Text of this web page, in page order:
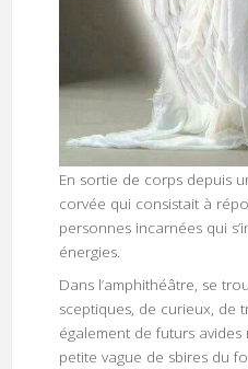
En sortie de corps depuis
corvée qui consistait à
personnes incarnées qui
énergies.
Dans l’amphithéâtre, se
sceptiques, de curieux, de
également de futurs
petite vague de sbires du